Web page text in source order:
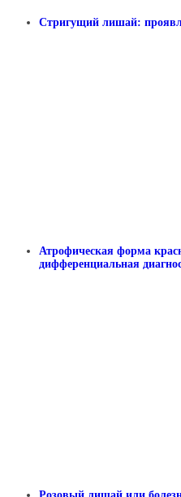
Стригущий лишай:
Атрофическая форма
дифференциальная